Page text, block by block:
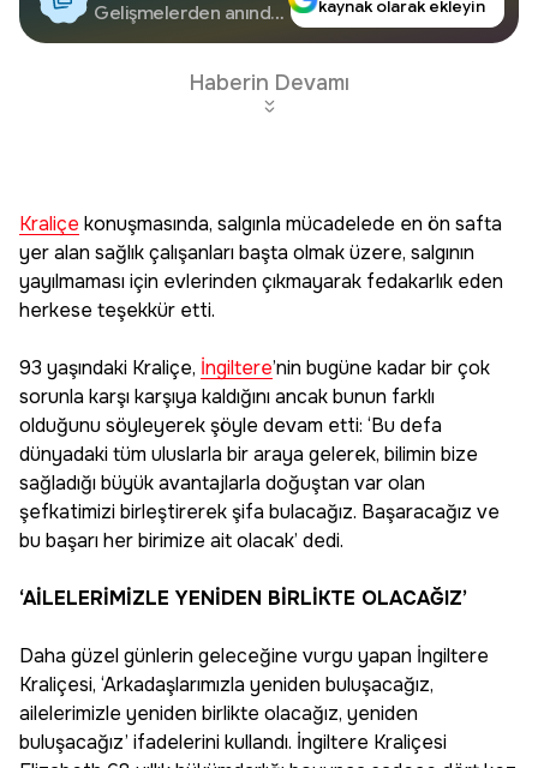
Google'da Takip
Edin
Gelişmelerden anında
kaynak olarak ekleyin
Haberin Devamı
Kraliçe konuşmasında, salgınla mücadelede en ön safta
yer alan sağlık çalışanları başta olmak üzere, salgının
yayılmaması için evlerinden çıkmayarak fedakarlık eden
herkese teşekkür etti.
93 yaşındaki Kraliçe, İngiltere’nin bugüne kadar bir çok
sorunla karşı karşıya kaldığını ancak bunun farklı
olduğunu söyleyerek şöyle devam etti: ‘Bu defa
dünyadaki tüm uluslarla bir araya gelerek, bilimin bize
sağladığı büyük avantajlarla doğuştan var olan
şefkatimizi birleştirerek şifa bulacağız. Başaracağız ve
bu başarı her birimize ait olacak’ dedi.
‘AİLELERİMİZLE YENİDEN BİRLİKTE OLACAĞIZ’
Daha güzel günlerin geleceğine vurgu yapan İngiltere
Kraliçesi, ‘Arkadaşlarımızla yeniden buluşacağız,
ailelerimizle yeniden birlikte olacağız, yeniden
buluşacağız’ ifadelerini kullandı. İngiltere Kraliçesi